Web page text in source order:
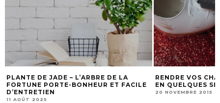
PLANTE DE JADE – L’ARBRE DE LA
FORTUNE PORTE-BONHEUR ET FACILE
D’ENTRETIEN
11 AOÛT 2025
RENDRE VOS
EN QUELQUES
20 NOVEMBRE 2015